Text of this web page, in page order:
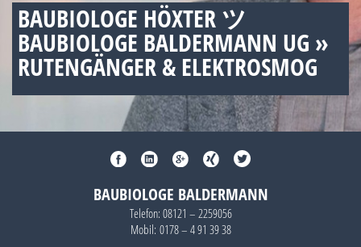
BAUBIOLOGE HÖXTER ツ
BAUBIOLOGE BALDERMANN UG »
RUTENGÄNGER & ELEKTROSMOG
BAUBIOLOGE BALDERMANN
Telefon: 08121 – 2259056
Mobil: 0178 – 4 91 39 38